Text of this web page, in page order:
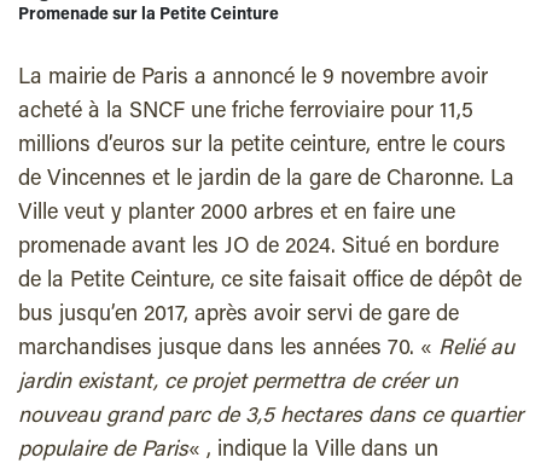
Promenade sur la Petite Ceinture
La mairie de Paris a annoncé le 9 novembre avoir
acheté à la SNCF une friche ferroviaire pour 11,5
millions d’euros sur la petite ceinture, entre le cours
de Vincennes et le jardin de la gare de Charonne. La
Ville veut y planter 2000 arbres et en faire une
promenade avant les JO de 2024. Situé en bordure
de la Petite Ceinture, ce site faisait office de dépôt de
bus jusqu’en 2017, après avoir servi de gare de
marchandises jusque dans les années 70. « Relié au
jardin existant, ce projet permettra de créer un
nouveau grand parc de 3,5 hectares dans ce quartier
populaire de Paris« , indique la Ville dans un